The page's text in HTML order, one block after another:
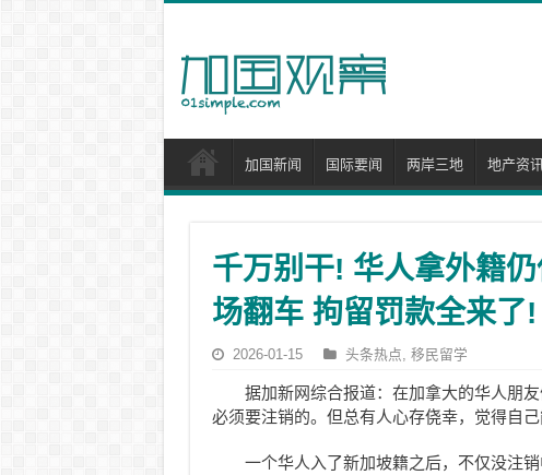
加国新闻 国际要闻 两岸三地 地产资
千万别干! 华人拿外籍
场翻车 拘留罚款全来了!
2026-01-15 头条热点, 移民留学
据加新网综合报道：在加拿大的华人朋
必须要注销的。但总有人心存侥幸，觉得自
一个华人入了新加坡籍之后，不仅没注